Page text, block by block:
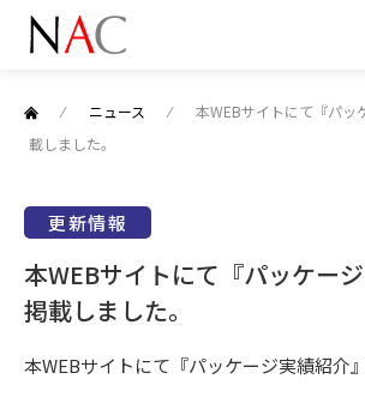
⁄ ニュース ⁄
本WEBサイトにて『パッ
載しました。
更新情報
本WEBサイトにて『パッケー
掲載しました。
本WEBサイトにて『パッケージ実績紹介